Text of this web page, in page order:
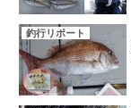
釣行リポート